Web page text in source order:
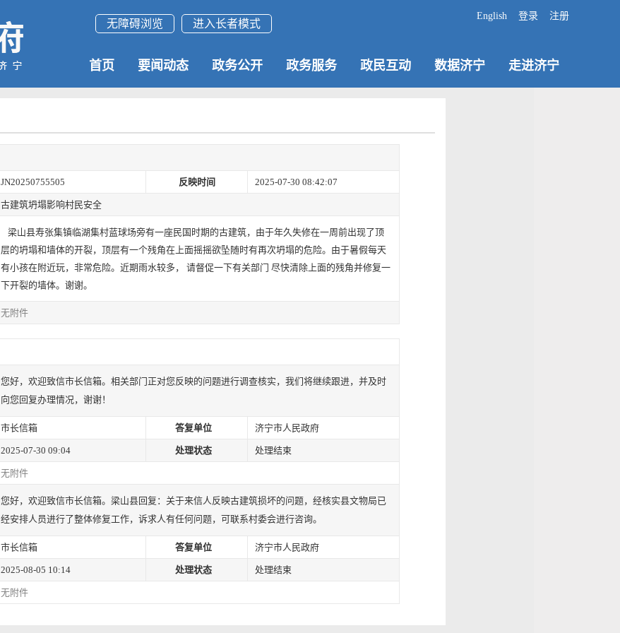
English 登录 注册
无障碍浏览 进入长者模式
首页 要闻动态 政务公开 政务服务 政民互动 数据济宁 走进济宁
JN20250755505 反映时间 2025-07-30 08:42:07
古建筑坍塌影响村民安全
梁山县寿张集镇临湖集村蓝球场旁有一座民国时期的古建筑，由于年久失修在一周前出现了顶
层的坍塌和墙体的开裂，顶层有一个残角在上面摇摇欲坠随时有再次坍塌的危险。由于暑假每天
有小孩在附近玩，非常危险。近期雨水较多， 请督促一下有关部门 尽快清除上面的残角并修复一
下开裂的墙体。谢谢。
无附件
您好，欢迎致信市长信箱。相关部门正对您反映的问题进行调查核实，我们将继续跟进，并及时
向您回复办理情况，谢谢！
市长信箱 答复单位 济宁市人民政府
2025-07-30 09:04 处理状态 处理结束
无附件
您好，欢迎致信市长信箱。梁山县回复：关于来信人反映古建筑损坏的问题，经核实县文物局已
经安排人员进行了整体修复工作，诉求人有任何问题，可联系村委会进行咨询。
市长信箱 答复单位 济宁市人民政府
2025-08-05 10:14 处理状态 处理结束
无附件